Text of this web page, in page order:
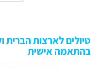
טיולים לארצות הברית
בהתאמה אישית